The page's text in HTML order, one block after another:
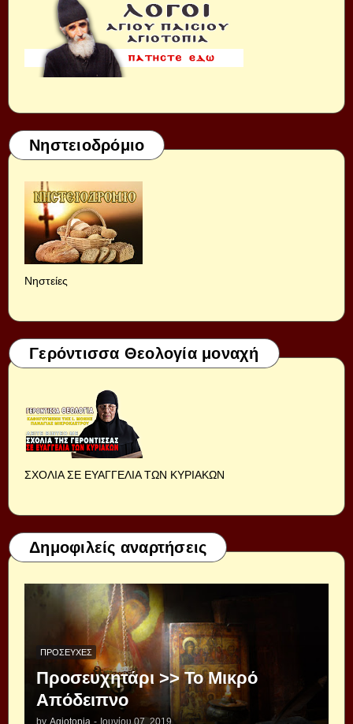
Νηστειοδρόμιο
Νηστείες
Γερόντισσα Θεολογία μοναχή
ΣΧΟΛΙΑ ΣΕ ΕΥΑΓΓΕΛΙΑ ΤΩΝ ΚΥΡΙΑΚΩΝ
Δημοφιλείς αναρτήσεις
ΠΡΟΣΕΥΧΈΣ
Προσευχητάρι >> Το Μικρό
Απόδειπνο
by Agiotopia - Ιουνίου 07, 2019